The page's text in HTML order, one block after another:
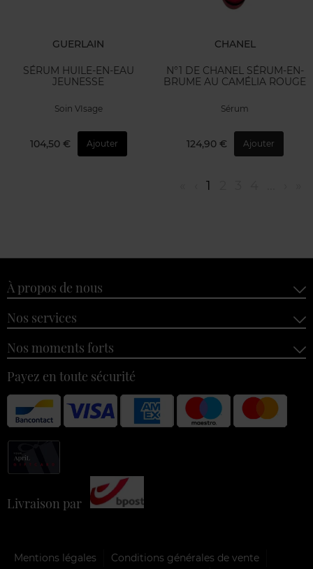
GUERLAIN
SÉRUM HUILE-EN-EAU
JEUNESSE
Soin VIsage
104,50 € Ajouter
CHANEL
N°1 DE CHANEL SÉRUM-EN-
BRUME AU CAMÉLIA ROUGE
Sérum
124,90 € Ajouter
1
À propos de nous
Nos services
Nos moments forts
Payez en toute sécurité
Livraison par
Mentions légales
Conditions générales de vente